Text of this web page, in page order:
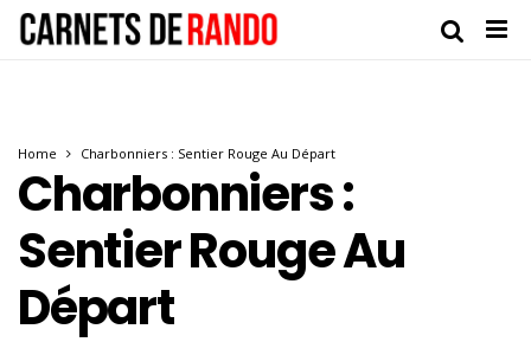
Home Charbonniers : Sentier Rouge Au Départ
Charbonniers :
Sentier Rouge Au
Départ